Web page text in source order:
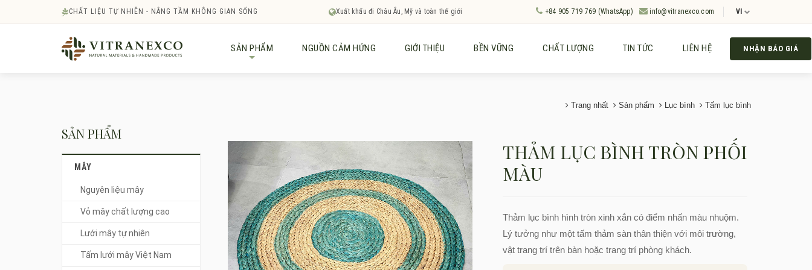
CHẤT LIỆU TỰ NHIÊN - NÂNG TẦM KHÔNG GIAN SỐNG Xuất khẩu đi Châu Âu, Mỹ và toàn thế giới +84 905 719 769 (WhatsApp) info@vitranexco.com VI
SẢN PHẨM NGUỒN CẢM HỨNG GIỚI THIỆU BỀN VỮNG CHẤT LƯỢNG TIN TỨC LIÊN HỆ NHẬN BÁO GIÁ
Trang nhất Sản phẩm Lục bình Tấm lục bình
THẢM LỤC BÌNH TRÒN PHỐI
MÀU
Thảm lục bình hình tròn xinh xắn có điểm nhấn màu nhuộm.
Lý tưởng như một tấm thảm sàn thân thiện với môi trường,
vật trang trí trên bàn hoặc trang trí phòng khách.
SẢN PHẨM
MÂY
Nguyên liệu mây
Vỏ mây chất lượng cao
Lưới mây tự nhiên
Tấm lưới mây Việt Nam